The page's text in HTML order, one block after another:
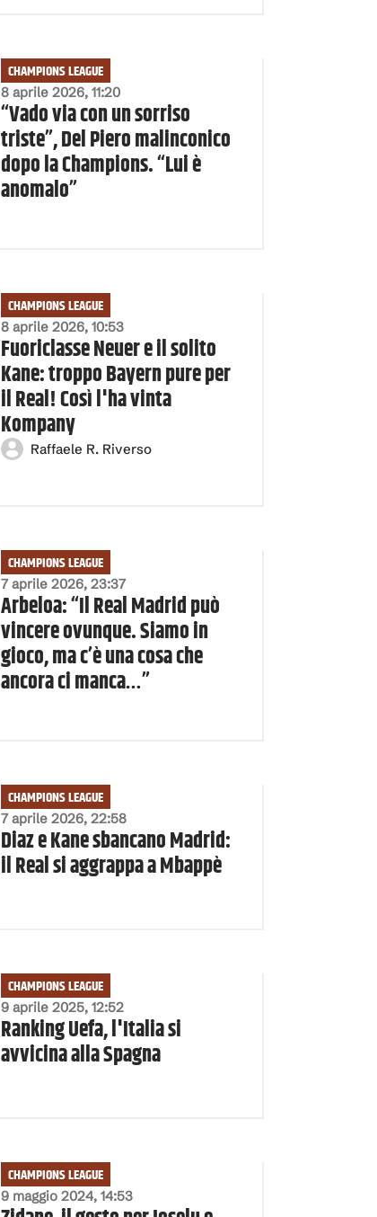
8 aprile 2026, 11:20
CHAMPIONS LEAGUE
“Vado via con un sorriso
triste”, Del Piero malinconico
dopo la Champions. “Lui è
anomalo”
8 aprile 2026, 10:53
CHAMPIONS LEAGUE
Fuoriclasse Neuer e il solito
Kane: troppo Bayern pure per
il Real! Così l'ha vinta
Kompany
Raffaele R. Riverso
7 aprile 2026, 23:37
CHAMPIONS LEAGUE
Arbeloa: “Il Real Madrid può
vincere ovunque. Siamo in
gioco, ma c’è una cosa che
ancora ci manca…”
7 aprile 2026, 22:58
CHAMPIONS LEAGUE
Diaz e Kane sbancano Madrid:
il Real si aggrappa a Mbappè
9 aprile 2025, 12:52
CHAMPIONS LEAGUE
Ranking Uefa, l'Italia si
avvicina alla Spagna
9 maggio 2024, 14:53
CHAMPIONS LEAGUE